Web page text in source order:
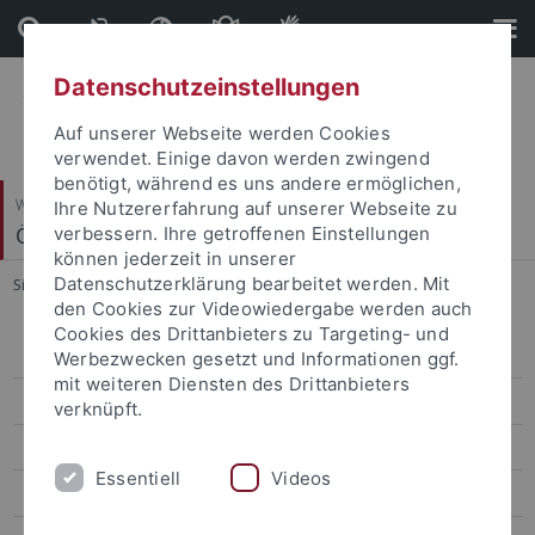
Direkt
zum
Inhalt
Direkt
zur
Fußleiste
Wirtschafts- und Sozialwissenschaftliche Fakultät
Ökonomische Bildung und Wirtschaftsdidaktik
Sie sind hier: Startseite ... Entrepreneurship Education
Bilingualer Wirtschaftsunterricht
Entrepreneurship Education
Erklärvideos
Datenschutzeinstellungen
Auf unserer Webseite werden Cookies
verwendet. Einige davon werden zwingend
benötigt, während es uns andere ermöglichen,
Ihre Nutzererfahrung auf unserer Webseite zu
verbessern. Ihre getroffenen Einstellungen
können jederzeit in unserer
Datenschutzerklärung bearbeitet werden. Mit
den Cookies zur Videowiedergabe werden auch
Cookies des Drittanbieters zu Targeting- und
Werbezwecken gesetzt und Informationen ggf.
mit weiteren Diensten des Drittanbieters
verknüpft.
Essentiell Videos